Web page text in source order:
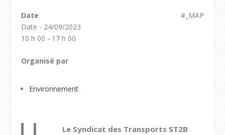
#_MAP
Date
Date - 24/09/2023
10 h 00 - 17 h 00
Organisé par
Environnement
Le Syndicat des Transports ST2B